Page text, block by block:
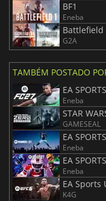
BF1
Eneba
G2A
TAMBÉM POSTADO
EA
Eneba
STAR
GAMESEAL
EA
Eneba
EA
Eneba
EA Sports
K4G